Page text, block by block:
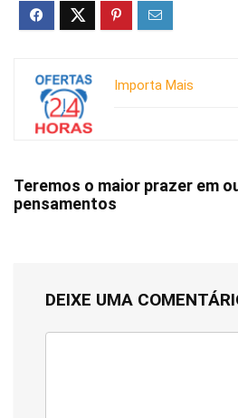
Importa Mais
Teremos o maior prazer em
pensamentos
DEIXE UMA